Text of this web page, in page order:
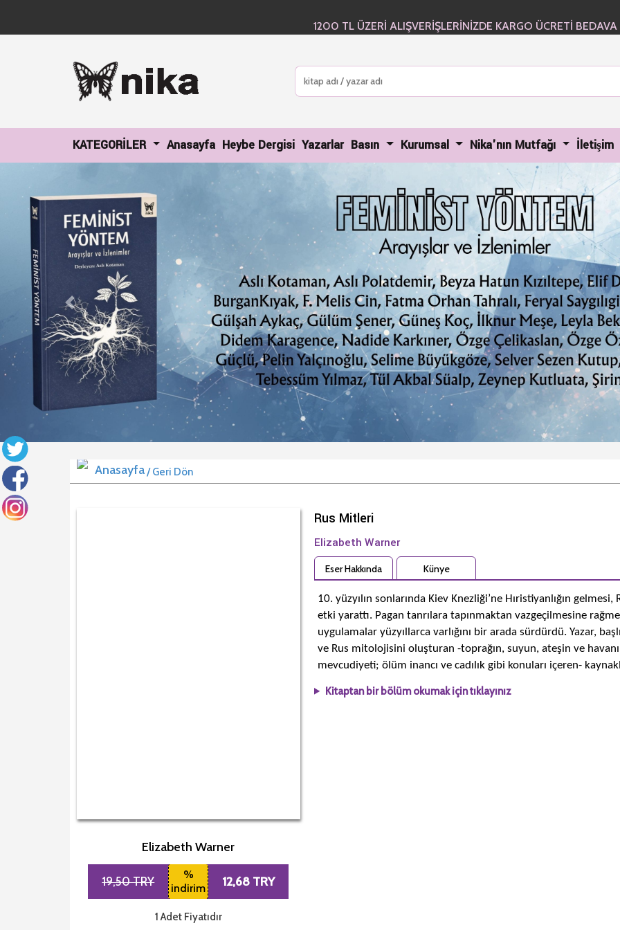
1200 TL ÜZERİ ALIŞVERİŞLERİNİZDE KARGO ÜCRETİ BEDAVA
KATEGORİLER Anasayfa(current)
Heybe Dergisi(current)
Yazarlar Basın Kurumsal Nika'nın Mutfağı İletişim
Previous
/ Geri Dön
Elizabeth Warner
19,50 TRY
%
indirim
12,68 TRY
1 Adet Fiyatıdır
Rus Mitleri
Elizabeth Warner
Eser Hakkında Künye
10. yüzyılın sonlarında Kiev Knezliği’ne Hıristiyanlığın
etki yarattı. Pagan tanrılara tapınmaktan vazgeçilmesine
uygulamalar yüzyıllarca varlığını bir arada sürdürdü. Yazar,
ve Rus mitolojisini oluşturan -toprağın, suyun, ateşin ve
mevcudiyeti; ölüm inancı ve cadılık gibi konuları içeren-
Kitaptan bir bölüm okumak için tıklayınız